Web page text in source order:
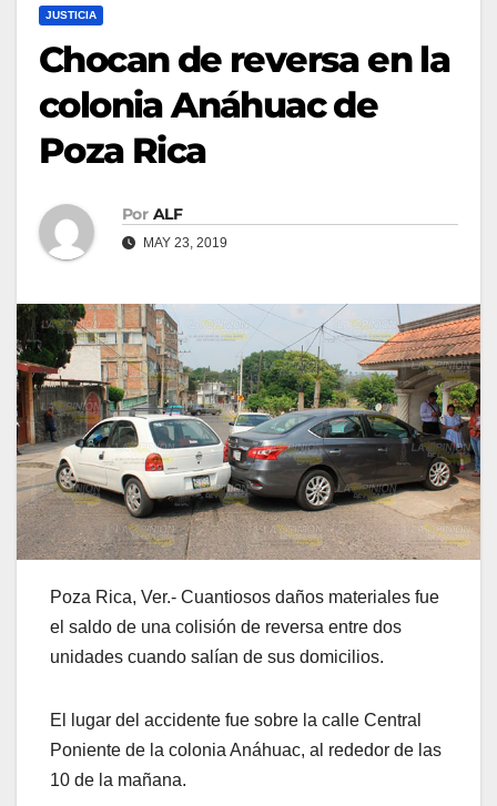
JUSTICIA
Chocan de reversa en la
colonia Anáhuac de
Poza Rica
Por ALF
MAY 23, 2019
Poza Rica, Ver.- Cuantiosos daños materiales fue
el saldo de una colisión de reversa entre dos
unidades cuando salían de sus domicilios.
El lugar del accidente fue sobre la calle Central
Poniente de la colonia Anáhuac, al rededor de las
10 de la mañana.